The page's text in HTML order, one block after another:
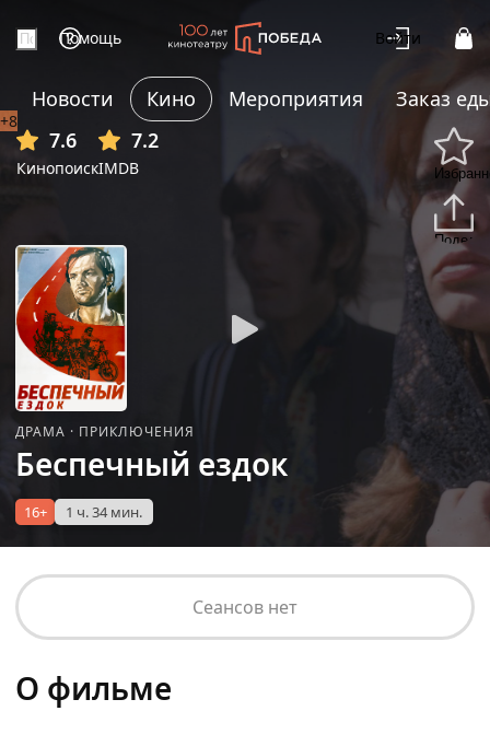
Помощь Войти
Новости Кино Мероприятия
Заказ
7.6
Кинопоиск
7.2
IMDB
+8
ДРАМА · ПРИКЛЮЧЕНИЯ
Беспечный ездок
16+ 1 ч. 34 мин.
Сеансов нет
О фильме